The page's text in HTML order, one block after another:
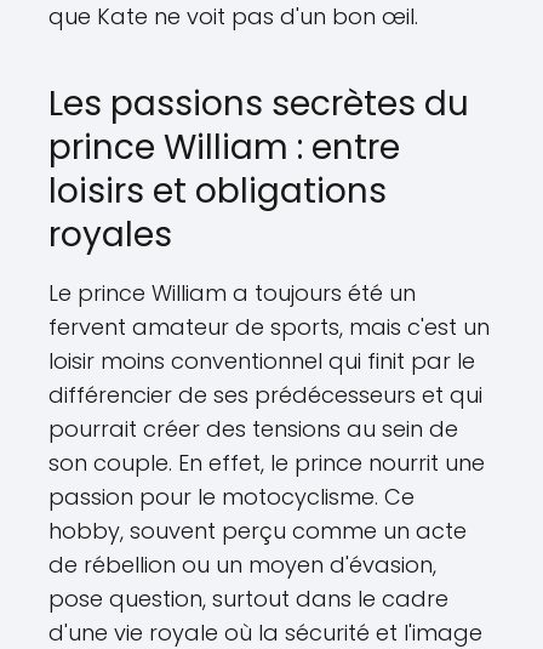
que Kate ne voit pas d'un bon œil.
Les passions secrètes du
prince William : entre
loisirs et obligations
royales
Le prince William a toujours été un
fervent amateur de sports, mais c'est un
loisir moins conventionnel qui finit par le
différencier de ses prédécesseurs et qui
pourrait créer des tensions au sein de
son couple. En effet, le prince nourrit une
passion pour le motocyclisme. Ce
hobby, souvent perçu comme un acte
de rébellion ou un moyen d'évasion,
pose question, surtout dans le cadre
d'une vie royale où la sécurité et l'image